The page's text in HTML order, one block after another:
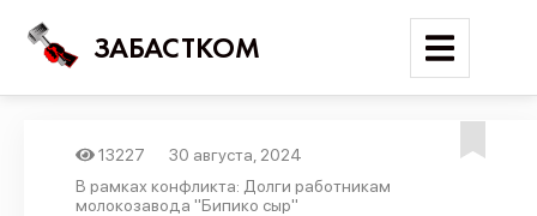
ЗАБАСТКОМ
Войти
13227
30 августа, 2024
В рамках конфликта: Долги работникам
молокозавода "Бипико сыр"